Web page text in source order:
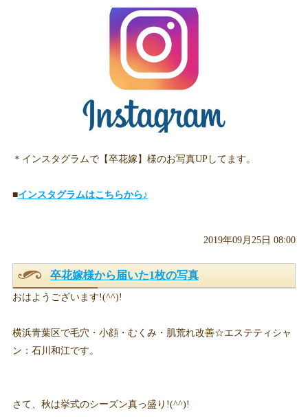
＊インスタグラムで【卒花嫁】様のお写真UPしてます。
■インスタグラムはこちらから♪
2019年09月25日 08:00
卒花嫁様から届いた1枚の写真
おはようございます!(^^)!
横浜青葉区で毛穴・小顔・むくみ・肌荒れ改善☆エステティシャ
ン：石川和江です。
さて、秋は挙式のシーズン真っ盛り!(^^)!